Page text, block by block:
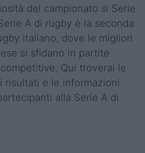
del campionato si Serie
A di rugby è la seconda
italiano, dove le migliori
si sfidano in partite
Qui troverai le
risultati e le informazioni
alla Serie A di